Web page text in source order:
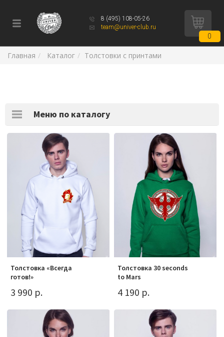
8 (495) 108-05-26
team@univer-club.ru
0
Главная Каталог Толстовки с принтами
Меню по каталогу
Толстовка «Всегда
готов!»
3 990 р.
Толстовка 30 seconds
to Mars
4 190 р.